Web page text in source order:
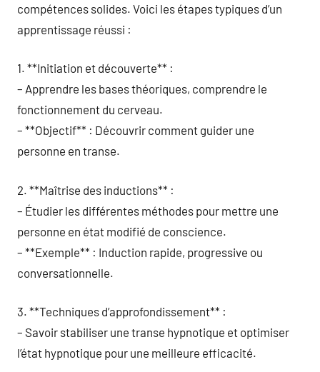
compétences solides. Voici les étapes typiques d’un
apprentissage réussi :
1. **Initiation et découverte** :
– Apprendre les bases théoriques, comprendre le
fonctionnement du cerveau.
– **Objectif** : Découvrir comment guider une
personne en transe.
2. **Maîtrise des inductions** :
– Étudier les différentes méthodes pour mettre une
personne en état modifié de conscience.
– **Exemple** : Induction rapide, progressive ou
conversationnelle.
3. **Techniques d’approfondissement** :
– Savoir stabiliser une transe hypnotique et optimiser
l’état hypnotique pour une meilleure efficacité.